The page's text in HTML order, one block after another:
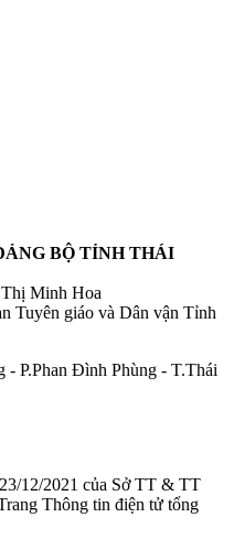
BỘ TỈNH THÁI
Minh Hoa
Tuyên giáo và Dân vận Tỉnh
P.Phan Đình Phùng - T.Thái
12/2021 của Sở TT & TT
Thông tin điện tử tổng